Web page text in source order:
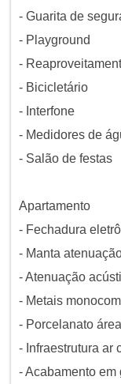
- Guarita de
- Playground
-
- Bicicletário
- Interfone
- Medidores de
- Salão de festas
Apartamento
- Fechadura
- Manta
- Atenuação
- Metais
- Porcelanato
- Infraestrutura ar
- Acabamento em